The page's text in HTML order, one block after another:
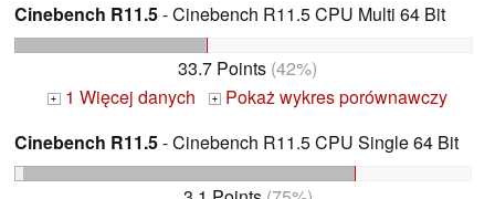
Cinebench R11.5- Cinebench R11.5 CPU Multi 64 Bit
33.7 Points (42%)
+ 1 Więcej danych +
Pokaż wykres porównawczy
Cinebench R11.5- Cinebench R11.5 CPU Single 64 Bit